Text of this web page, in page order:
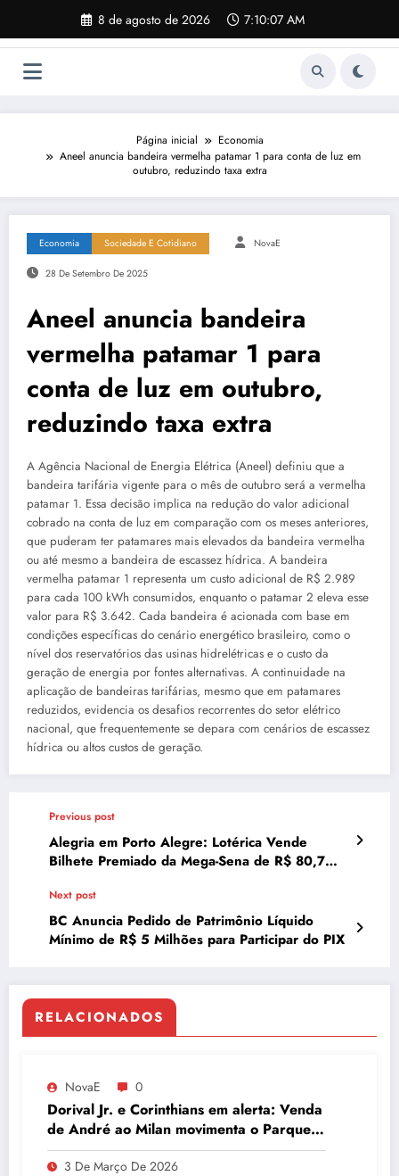
o
8 de agosto de 2026 7:10:08 AM
Página inicial
Economia
Aneel anuncia bandeira vermelha patamar 1 para conta de luz em
outubro, reduzindo taxa extra
Economia Sociedade E Cotidiano NovaE
28 De Setembro De 2025
Aneel anuncia bandeira
vermelha patamar 1 para
conta de luz em outubro,
reduzindo taxa extra
A Agência Nacional de Energia Elétrica (Aneel) definiu que a
bandeira tarifária vigente para o mês de outubro será a vermelha
patamar 1. Essa decisão implica na redução do valor adicional
cobrado na conta de luz em comparação com os meses anteriores,
que puderam ter patamares mais elevados da bandeira vermelha
ou até mesmo a bandeira de escassez hídrica. A bandeira
vermelha patamar 1 representa um custo adicional de R$ 2.989
para cada 100 kWh consumidos, enquanto o patamar 2 eleva esse
valor para R$ 3.642. Cada bandeira é acionada com base em
condições específicas do cenário energético brasileiro, como o
nível dos reservatórios das usinas hidrelétricas e o custo da
geração de energia por fontes alternativas. A continuidade na
aplicação de bandeiras tarifárias, mesmo que em patamares
reduzidos, evidencia os desafios recorrentes do setor elétrico
nacional, que frequentemente se depara com cenários de escassez
hídrica ou altos custos de geração.
Previous post
Alegria em Porto Alegre: Lotérica Vende
Bilhete Premiado da Mega-Sena de R$ 80,7
Next post
BC Anuncia Pedido de Patrimônio Líquido
Mínimo de R$ 5 Milhões para Participar do PIX
RELACIONADOS
NovaE 0
Dorival Jr. e Corinthians em alerta: Venda
de André ao Milan movimenta o Parque
São Jorge
3 De Março De 2026